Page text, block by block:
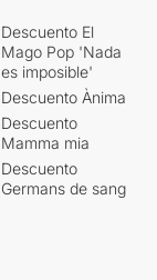
Descuento El
Mago Pop 'Nada
es imposible'
Descuento Ànima
Descuento
Mamma mia
Descuento
Germans de sang